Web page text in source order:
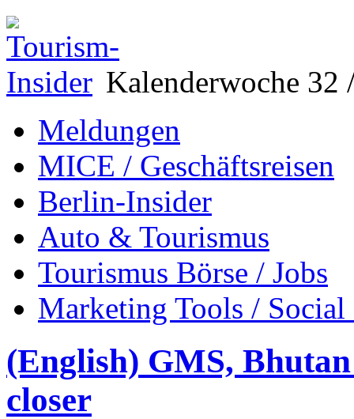
Kalenderwoche 32
Meldungen
MICE / Geschäftsreisen
Berlin-Insider
Auto & Tourismus
Tourismus Börse / Jobs
Marketing Tools /
(English) GMS,
closer